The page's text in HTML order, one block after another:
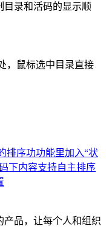
目录和活码的显示顺
，鼠标选中目录直接
排序功功能里加入“状
下内容支持自主排序
品，让每个人和组织